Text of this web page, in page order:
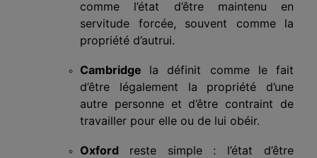
comme l’état d’être maintenu en
servitude forcée, souvent comme la
propriété d’autrui.
Cambridge la définit comme le fait
d’être légalement la propriété d’une
autre personne et d’être contraint de
travailler pour elle ou de lui obéir.
Oxford reste simple : l’état d’être